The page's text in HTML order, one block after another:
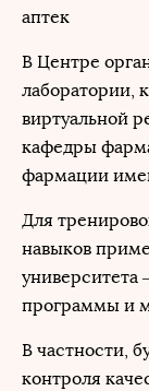
аптек
В Центре
лаборатории,
виртуальной
кафедры
фармации
Для
навыков
университета
программы и
В частности,
контроля